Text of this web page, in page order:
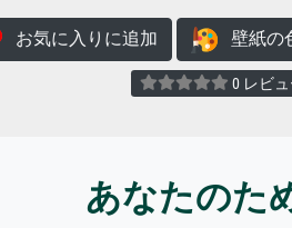
お気に入りに追加 壁紙の
0 レビ
あなたのた